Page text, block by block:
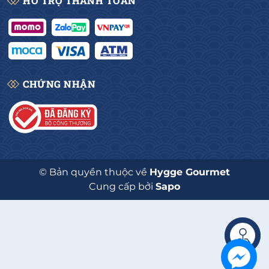
CHỨNG NHẬN
© Bản quyền thuộc về Hygge Gourmet
Cung cấp bởi Sapo
Liên hệ